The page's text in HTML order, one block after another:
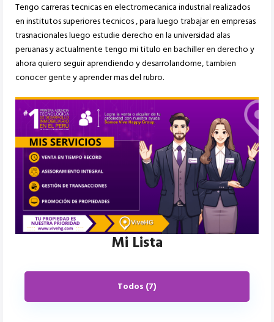
Tengo carreras tecnicas en electromecanica industrial realizados
en institutos superiores tecnicos , para luego trabajar en empresas
trasnacionales luego estudie derecho en la universidad alas
peruanas y actualmente tengo mi titulo en bachiller en derecho y
ahora quiero seguir aprendiendo y desarrolandome, tambien
conocer gente y aprender mas del rubro.
Mi Lista
Todos (7)